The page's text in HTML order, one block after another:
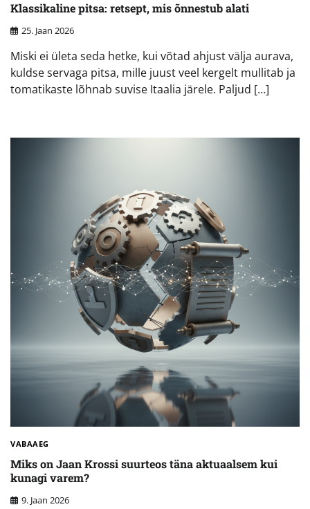
Klassikaline pitsa: retsept, mis õnnestub alati
25. Jaan 2026
Miski ei ületa seda hetke, kui võtad ahjust välja aurava,
kuldse servaga pitsa, mille juust veel kergelt mullitab ja
tomatikaste lõhnab suvise Itaalia järele. Paljud […]
VABAAEG
Miks on Jaan Krossi suurteos täna aktuaalsem kui
kunagi varem?
9. Jaan 2026